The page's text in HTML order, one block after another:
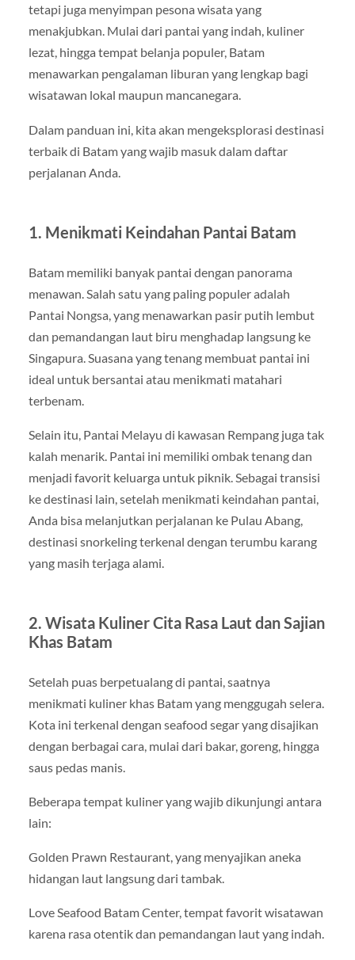
tetapi juga menyimpan pesona wisata yang
menakjubkan. Mulai dari pantai yang indah, kuliner
lezat, hingga tempat belanja populer, Batam
menawarkan pengalaman liburan yang lengkap bagi
wisatawan lokal maupun mancanegara.
Dalam panduan ini, kita akan mengeksplorasi destinasi
terbaik di Batam yang wajib masuk dalam daftar
perjalanan Anda.
1. Menikmati Keindahan Pantai Batam
Batam memiliki banyak pantai dengan panorama
menawan. Salah satu yang paling populer adalah
Pantai Nongsa, yang menawarkan pasir putih lembut
dan pemandangan laut biru menghadap langsung ke
Singapura. Suasana yang tenang membuat pantai ini
ideal untuk bersantai atau menikmati matahari
terbenam.
Selain itu, Pantai Melayu di kawasan Rempang juga tak
kalah menarik. Pantai ini memiliki ombak tenang dan
menjadi favorit keluarga untuk piknik. Sebagai transisi
ke destinasi lain, setelah menikmati keindahan pantai,
Anda bisa melanjutkan perjalanan ke Pulau Abang,
destinasi snorkeling terkenal dengan terumbu karang
yang masih terjaga alami.
2. Wisata Kuliner Cita Rasa Laut dan Sajian
Khas Batam
Setelah puas berpetualang di pantai, saatnya
menikmati kuliner khas Batam yang menggugah selera.
Kota ini terkenal dengan seafood segar yang disajikan
dengan berbagai cara, mulai dari bakar, goreng, hingga
saus pedas manis.
Beberapa tempat kuliner yang wajib dikunjungi antara
lain:
Golden Prawn Restaurant, yang menyajikan aneka
hidangan laut langsung dari tambak.
Love Seafood Batam Center, tempat favorit wisatawan
karena rasa otentik dan pemandangan laut yang indah.